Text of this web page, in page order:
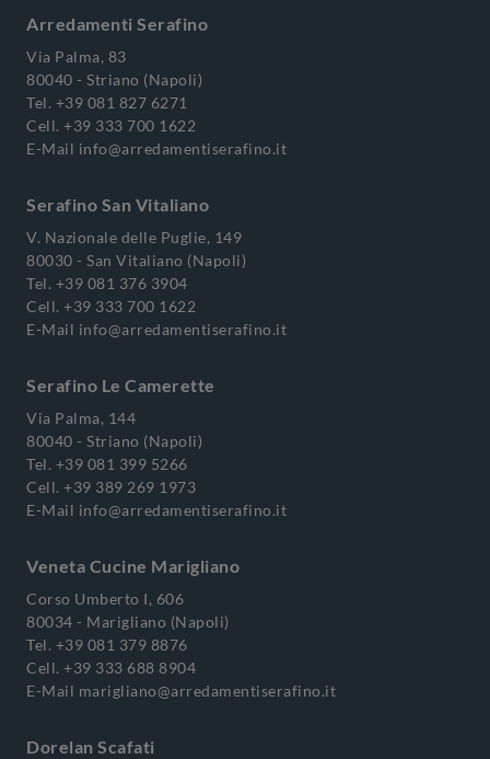
Arredamenti Serafino
Via Palma, 83
80040 - Striano (Napoli)
Tel. +39 081 827 6271
Cell. +39 333 700 1622
E-Mail info@arredamentiserafino.it
Serafino San Vitaliano
V. Nazionale delle Puglie, 149
80030 - San Vitaliano (Napoli)
Tel. +39 081 376 3904
Cell. +39 333 700 1622
E-Mail info@arredamentiserafino.it
Serafino Le Camerette
Via Palma, 144
80040 - Striano (Napoli)
Tel. +39 081 399 5266
Cell. +39 389 269 1973
E-Mail info@arredamentiserafino.it
Veneta Cucine Marigliano
Corso Umberto I, 606
80034 - Marigliano (Napoli)
Tel. +39 081 379 8876
Cell. +39 333 688 8904
E-Mail marigliano@arredamentiserafino.it
Dorelan Scafati